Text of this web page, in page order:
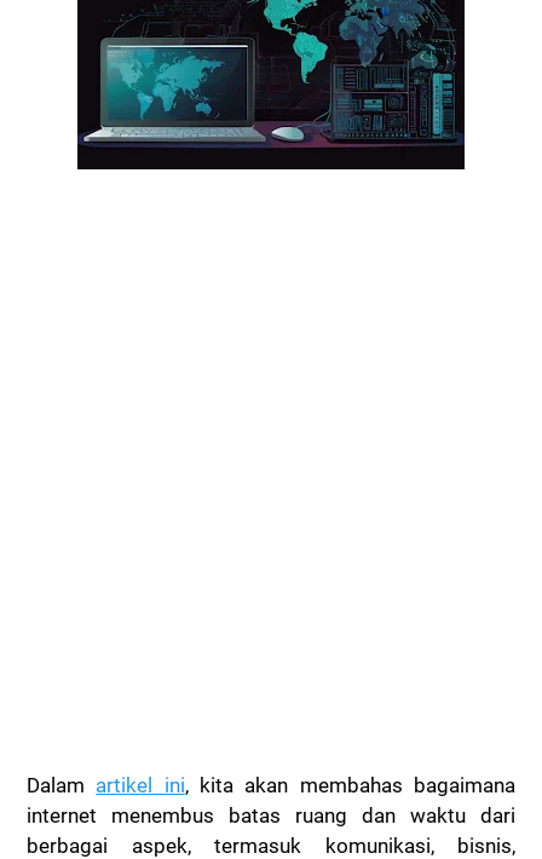
Dalam artikel ini, kita akan membahas bagaimana
internet menembus batas ruang dan waktu dari
berbagai aspek, termasuk komunikasi, bisnis,